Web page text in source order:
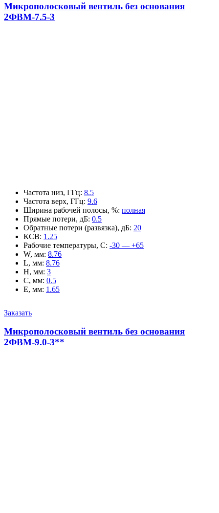
Микрополосковый вентиль без основания
2ФВМ-7.5-3
Частота низ, ГГц: 8.5
Частота верх, ГГц: 9.6
Ширина рабочей полосы, %: полная
Прямые потери, дБ: 0.5
Обратные потери (развязка), дБ: 20
КСВ: 1.25
Рабочие температуры, С: -30 — +65
W, мм: 8.76
L, мм: 8.76
H, мм: 3
C, мм: 0.5
E, мм: 1.65
Заказать
Микрополосковый вентиль без основания
2ФВМ-9.0-3**